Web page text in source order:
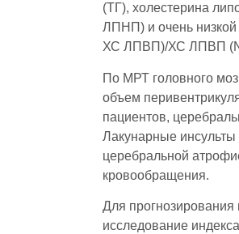
(ТГ), холестерина
ЛПНП) и очень
ХС ЛПВП)/ХС ЛПВП
По МРТ головного
объем
пациентов,
Лакунарные
церебральной
кровообращения.
Для прогнозирования
исследование